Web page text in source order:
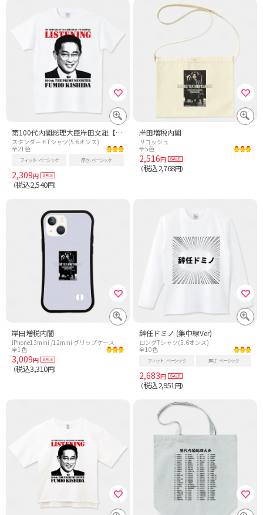
第100代内閣総理大臣岸田文雄【時事・政治】
スタンダードTシャツ(5.6オンス)
全21色
フィット ベーシック 厚さ ベーシック
2,309円
（税込2,540円）
岸田増税内閣
サコッシュ
全5色
2,516円
（税込2,768円）
岸田増税内閣
iPhone13mini /12mini グリップケース
全1色
3,009円
（税込3,310円）
辞任ドミノ (集中線Ver)
ロングTシャツ(5.6オンス)
全10色
フィット ベーシック 厚さ ベーシック
2,683円
（税込2,951円）